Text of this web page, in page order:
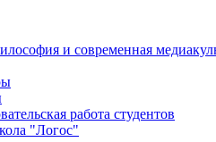
и современная
работа студентов
"Логос"